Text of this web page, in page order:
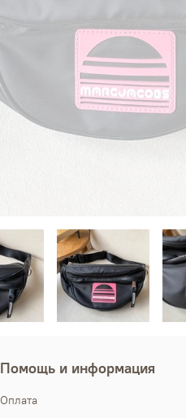
Помощь и информация
Оплата